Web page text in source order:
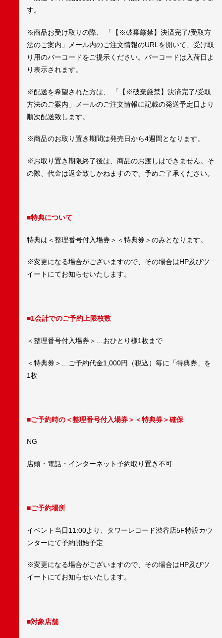
す。
※商品お受け取りの際、 「【※破棄厳禁】決済完了/受取方
法のご案内」メール内のご注文情報のURLを開いて、受け取
り用のバーコードをご提示ください。バーコードは入荷日よ
り表示されます。
※配送を希望された方は、 「【※破棄厳禁】決済完了/受取
方法のご案内」メールのご注文情報に記載の発送予定日より
順次配送致します。
※商品のお取り置き期間は発売日から4週間となります。
※お取り置き期限終了後は、商品のお渡しはできません。そ
の際、代金は返金致しかねますので、予めご了承ください。
■特典について
特典は＜整理番号付入場券＞＜特典券＞のみとなります。
※変更になる場合がございますので、その場合はHP及びツ
イートにてお知らせいたします。
■1会計でのご予約上限枚数
＜整理番号付入場券＞…おひとり様1枚まで
＜特典券＞…ご予約代金1,000円（税込）毎に「特典券」を
1枚
■ご予約時の＜整理番号付入場券＞＜特典券＞確保
NG
店頭・電話・インターネット予約取り置き不可
■ご予約場所
イベント当日11:00より、タワーレコード渋谷店5F特設カウ
ンターにて予約開始予定
※変更になる場合がございますので、その場合はHP及びツ
イートにてお知らせいたします。
■対象店舗